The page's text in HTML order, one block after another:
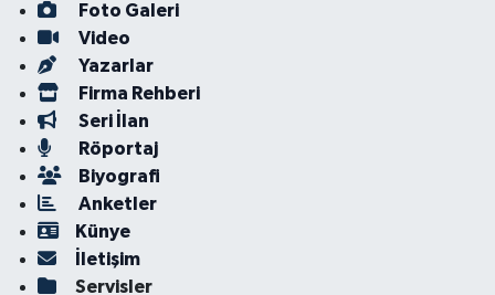
Foto Galeri
Video
Yazarlar
Firma Rehberi
Seri İlan
Röportaj
Biyografi
Anketler
Künye
İletişim
Servisler